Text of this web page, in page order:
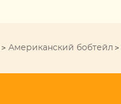
Американский бобтейл